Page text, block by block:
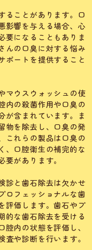
ることがあります。口
影響を与える場合、心
要になることもありま
んの口臭に対する悩み
ポートを提供すること
マウスウォッシュの使
内の殺菌作用や口臭の
が含まれています。ま
物を除去し、口臭の発
これらの製品は口臭の
、口腔衛生の補完的な
があります。
診と歯石除去は欠かせ
ロフェッショナルな歯
評価します。歯石やプ
的な歯石除去を受ける
内の状態を評価し、
や診断を行います。